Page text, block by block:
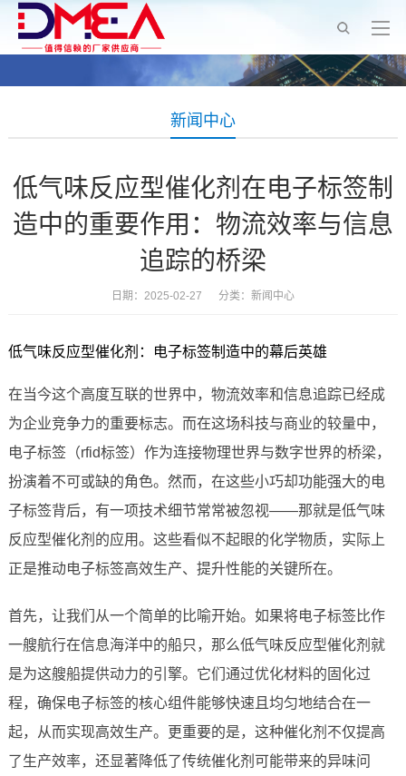
新闻中心
低气味反应型催化剂在电子标签制
造中的重要作用：物流效率与信息
追踪的桥梁
日期：2025-02-27 分类： 新闻中心
低气味反应型催化剂：电子标签制造中的幕后英雄
在当今这个高度互联的世界中，物流效率和信息追踪已经成
为企业竞争力的重要标志。而在这场科技与商业的较量中，
电子标签（rfid标签）作为连接物理世界与数字世界的桥梁，
扮演着不可或缺的角色。然而，在这些小巧却功能强大的电
子标签背后，有一项技术细节常常被忽视——那就是低气味
反应型催化剂的应用。这些看似不起眼的化学物质，实际上
正是推动电子标签高效生产、提升性能的关键所在。
首先，让我们从一个简单的比喻开始。如果将电子标签比作
一艘航行在信息海洋中的船只，那么低气味反应型催化剂就
是为这艘船提供动力的引擎。它们通过优化材料的固化过
程，确保电子标签的核心组件能够快速且均匀地结合在一
起，从而实现高效生产。更重要的是，这种催化剂不仅提高
了生产效率，还显著降低了传统催化剂可能带来的异味问